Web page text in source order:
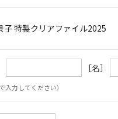
子 特製クリアファイル2025
［名］
入力してください）